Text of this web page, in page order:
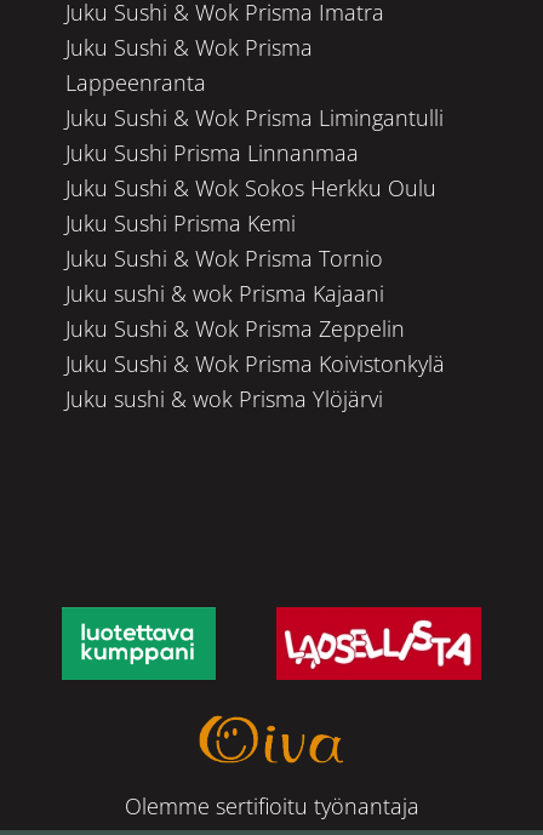
Juku Sushi & Wok Prisma Imatra
Juku Sushi & Wok Prisma
Lappeenranta
Juku Sushi & Wok Prisma Limingantulli
Juku Sushi Prisma Linnanmaa
Juku Sushi & Wok Sokos Herkku Oulu
Juku Sushi Prisma Kemi
Juku Sushi & Wok Prisma Tornio
Juku sushi & wok Prisma Kajaani
Juku Sushi & Wok Prisma Zeppelin
Juku Sushi & Wok Prisma Koivistonkylä
Juku sushi & wok Prisma Ylöjärvi
Olemme sertifioitu työnantaja